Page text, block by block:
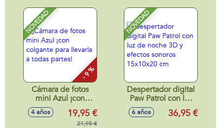
luz. Incluye 10
actividades
originales.
15,5x11,5x18,5 cm
NOVEDAD
- 9 %
Cámara de fotos
mini Azul ¡con
colgante para
llevarla a todas
4 años 19,95 €
21,95 €
NOVEDAD
Despertador digital
Paw Patrol con luz
de noche 3D y
efectos sonoros
6 años 36,95 €